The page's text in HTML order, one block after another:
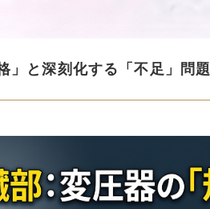
」と深刻化する「不足」問題